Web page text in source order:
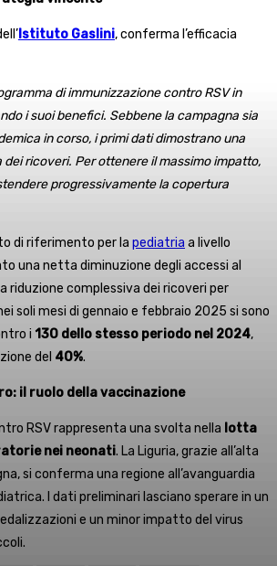
Istituto Gaslini, conferma l’efficacia
di immunizzazione contro RSV in
i suoi benefici. Sebbene la campagna sia
in corso, i primi dati dimostrano una
ricoveri. Per ottenere il massimo impatto,
progressivamente la copertura
di riferimento per la pediatria a livello
una netta diminuzione degli accessi al
riduzione complessiva dei ricoveri per
soli mesi di gennaio e febbraio 2025 si sono
i 130 dello stesso periodo nel 2024,
del 40%.
il ruolo della vaccinazione
RSV rappresenta una svolta nella lotta
nei neonati. La Liguria, grazie all’alta
si conferma una regione all’avanguardia
I dati preliminari lasciano sperare in un
e un minor impatto del virus